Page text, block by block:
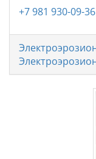
+7 981 930-09-36